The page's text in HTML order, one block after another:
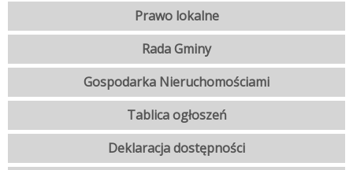
Prawo lokalne
Rada Gminy
Gospodarka Nieruchomościami
Tablica ogłoszeń
Deklaracja dostępności